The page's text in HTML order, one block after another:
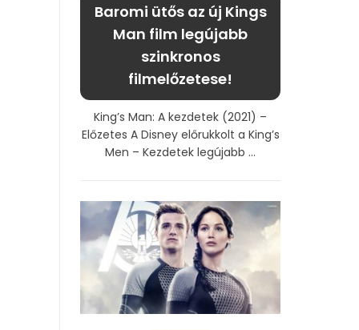
Baromi ütős az új Kings
Man film legújabb
szinkronos
filmelőzetese!
King’s Man: A kezdetek (2021) –
Előzetes A Disney előrukkolt a King’s
Men – Kezdetek legújabb ...